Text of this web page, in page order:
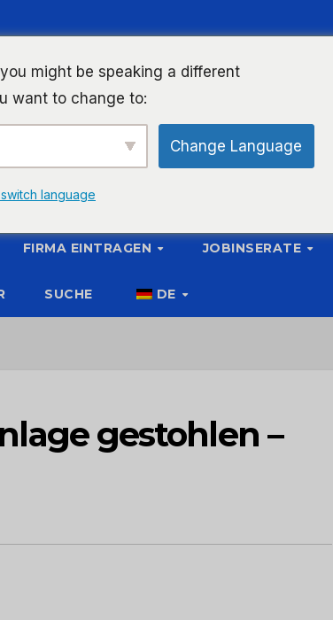
FIRMA EINTRAGEN JOBINSERATE
SUCHE DE
gestohlen –
might be speaking a different
want to change to:
Change Language
language